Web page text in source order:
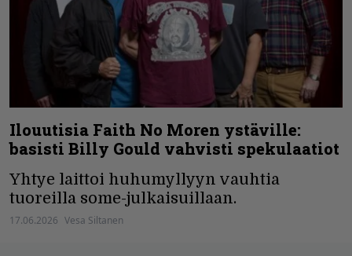
Ilouutisia Faith No Moren ystäville:
basisti Billy Gould vahvisti spekulaatiot
Yhtye laittoi huhumyllyyn vauhtia
tuoreilla some-julkaisuillaan.
17.06.2026 Vesa Siltanen